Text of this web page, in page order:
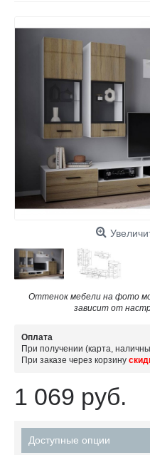
Оттенок мебели на фото
зависит от
Оплата
При получении (карта,
При заказе через корзину
1 069 руб.
Доступные опции